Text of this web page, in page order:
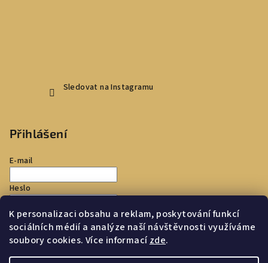
K personalizaci obsahu a reklam, poskytování funkcí
sociálních médií a analýze naší návštěvnosti využíváme
soubory cookies. Více informacízde.
Sledovat na Instagramu
Přihlášení
E-mail
Heslo
Přihlásit se
Nová registraceZapomenuté heslo